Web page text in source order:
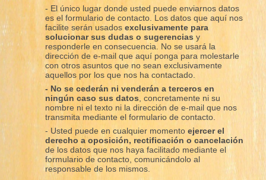
- El único lugar donde usted puede enviarnos datos
es el formulario de contacto. Los datos que aquí nos
facilite serán usados exclusivamente para
solucionar sus dudas o sugerenciasy
responderle en consecuencia. No se usará la
dirección de e-mail que aquí ponga para molestarle
con otros asuntos que no sean exclusivamente
aquellos por los que nos ha contactado.
- No se cederán ni venderán a terceros en
ningún caso sus datos , concretamente ni su
nombre ni el texto ni la dirección de e-mail que nos
transmita mediante el formulario de contacto.
- Usted puede en cualquier momento ejercer el
derecho a oposición, rectificación o cancelación
de los datos que nos haya facilitado mediante el
formulario de contacto, comunicándolo al
responsable de los mismos.